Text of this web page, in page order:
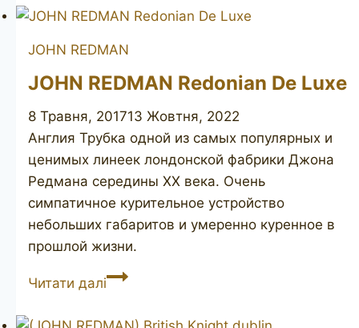
Aristocrat
bent
JOHN REDMAN
JOHN REDMAN Redonian De Luxe
8 Травня, 201713 Жовтня, 2022
Англия Трубка одной из самых популярных и
ценимых линеек лондонской фабрики Джона
Редмана середины ХХ века. Очень
симпатичное курительное устройство
небольших габаритов и умеренно куренное в
прошлой жизни.
Читати даліJOHN
Redonian